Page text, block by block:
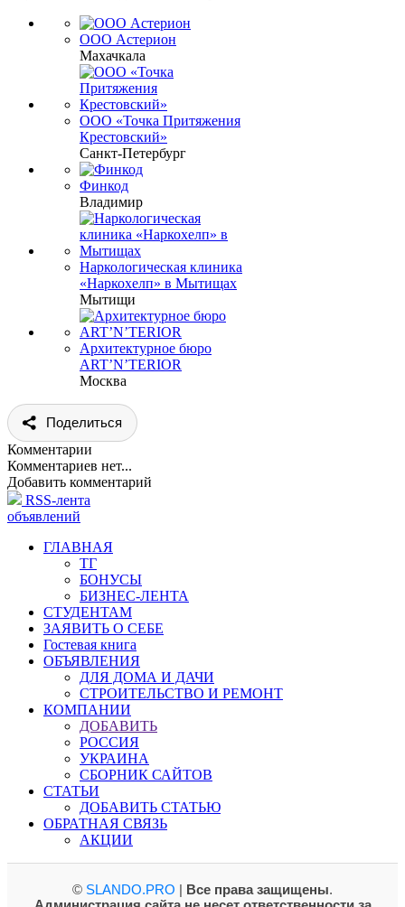
ООО Астерион
Махачкала
ООО «Точка Притяжения
Крестовский»
Санкт-Петербург
Финкод
Владимир
Наркологическая клиника
«Наркохелп» в Мытищах
Мытищи
Архитектурное бюро
ART’N’TERIOR
Москва
Поделиться
Комментарии
Комментариев нет...
Добавить комментарий
RSS-лента
объявлений
ГЛАВНАЯ
ТГ
БОНУСЫ
БИЗНЕС-ЛЕНТА
СТУДЕНТАМ
ЗАЯВИТЬ О СЕБЕ
Гостевая книга
ОБЪЯВЛЕНИЯ
ДЛЯ ДОМА И ДАЧИ
СТРОИТЕЛЬСТВО И РЕМОНТ
КОМПАНИИ
ДОБАВИТЬ
РОССИЯ
УКРАИНА
СБОРНИК САЙТОВ
СТАТЬИ
ДОБАВИТЬ СТАТЬЮ
ОБРАТНАЯ СВЯЗЬ
АКЦИИ
© SLANDO.PRO | Все права защищены.